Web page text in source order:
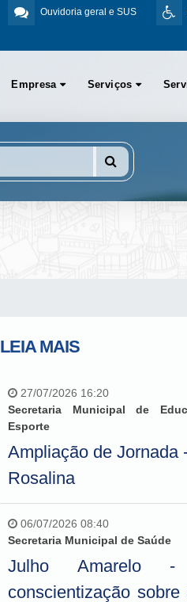
Ouvidoria geral e SUS
Empresa Serviços
LEIA MAIS
27/07/2026 16:20
Secretaria Municipal de
Esporte
Ampliação de Jornada
Rosalina
06/07/2026 08:40
Secretaria Municipal de Saúde
Julho Amarelo
conscientização